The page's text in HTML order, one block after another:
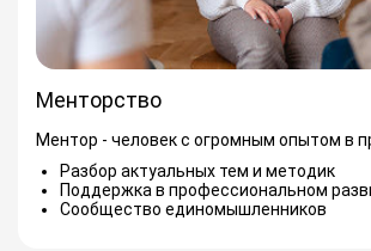
Менторство
Ментор - человек с огромным опытом в
Разбор актуальных тем и методик
Поддержка в профессиональном
Сообщество единомышленников